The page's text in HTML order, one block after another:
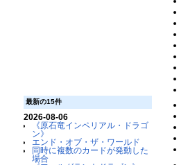
最新の15件
2026-08-06
《原石竜インペリアル・ドラゴ
ン》
エンド・オブ・ザ・ワールド
同時に複数のカードが発動した
場合